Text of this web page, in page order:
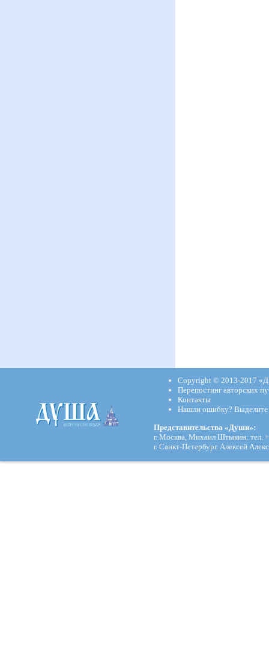
Copyright © 2013-2017
Перепостинг авторских
Контакты
Нашли ошибку?
Представительства «Души»:
г. Москва, Михаил Штыкин: тел.
г. Санкт-Петербург. Алексей